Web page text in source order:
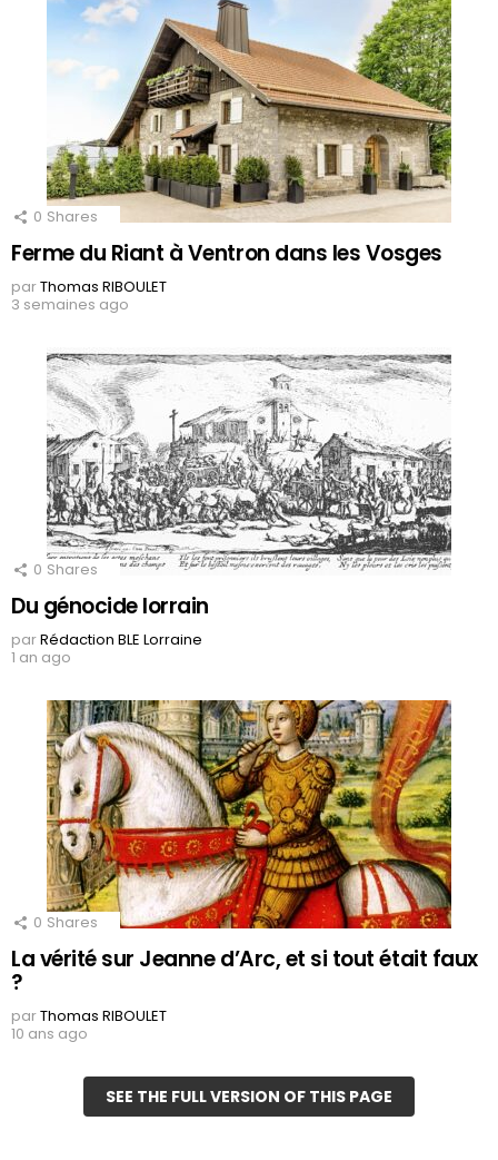
0 Shares
Ferme du Riant à Ventron dans les Vosges
parThomas RIBOULET
3 semaines ago
0 Shares
Du génocide lorrain
parRédaction BLE Lorraine
1 an ago
0 Shares
La vérité sur Jeanne d’Arc, et si tout était faux
?
parThomas RIBOULET
10 ans ago
SEE THE FULL VERSION OF THIS PAGE